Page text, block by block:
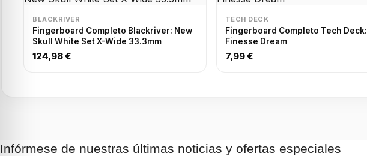
BLACKRIVER
Fingerboard Completo Blackriver: New
Skull White Set X-Wide 33.3mm
124,98 €
TECH DECK
Fingerboard Completo Tech Deck:
Finesse Dream
7,99 €
Infórmese de nuestras últimas noticias y ofertas especiales